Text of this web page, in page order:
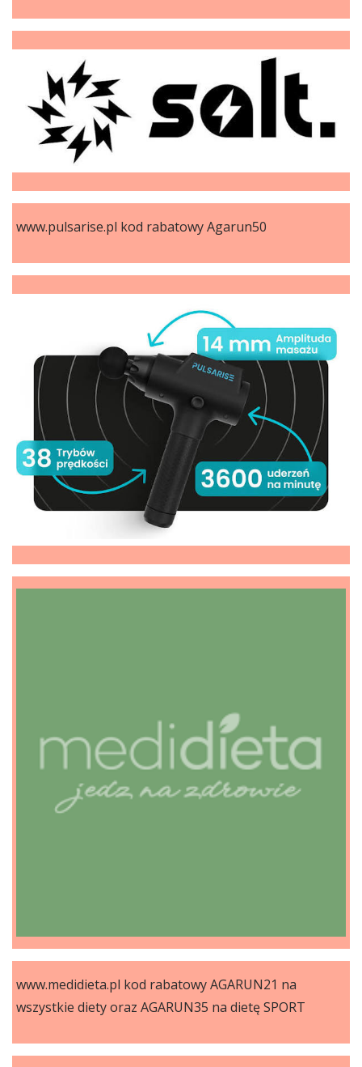
www.pulsarise.pl kod rabatowy Agarun50
www.medidieta.pl kod rabatowy AGARUN21 na
wszystkie diety oraz AGARUN35 na dietę SPORT